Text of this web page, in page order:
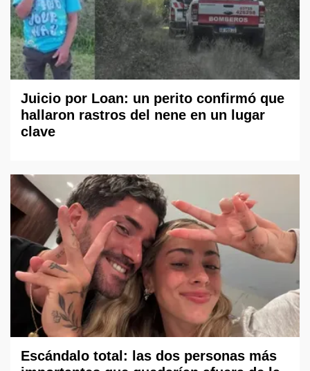
Juicio por Loan: un perito confirmó que
hallaron rastros del nene en un lugar
clave
Escándalo total: las dos personas más